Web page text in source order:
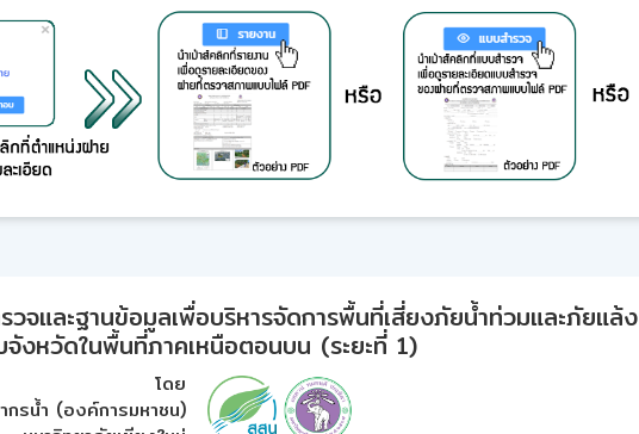
วจและฐานข้อมูลเพื่อบริหารจัดการพื้นที่เสี่ยงภัยน้ำท่วมและภัยแล้ง
จังหวัดในพื้นที่ภาคเหนือตอนบน (ระยะที่ 1)
โดย
กรน้ำ (องค์การมหาชน)